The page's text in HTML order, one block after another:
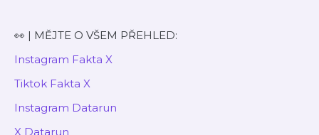
👀 | MĚJTE O VŠEM PŘEHLED:
⁠⁠⁠⁠⁠⁠⁠Instagram Fakta X⁠⁠⁠⁠⁠⁠⁠
⁠⁠Tiktok Fakta X⁠⁠
⁠⁠⁠⁠⁠⁠⁠⁠⁠Instagram Datarun⁠⁠⁠⁠⁠⁠⁠⁠⁠
⁠⁠⁠⁠⁠⁠⁠⁠⁠X Datarun⁠⁠⁠⁠⁠⁠⁠⁠⁠